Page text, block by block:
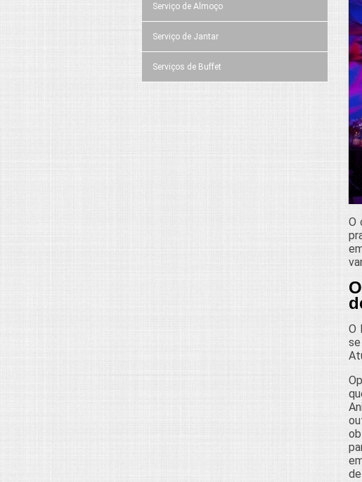
Serviço de Almoço
Serviço de Jantar
Serviços de Buffet
O
O